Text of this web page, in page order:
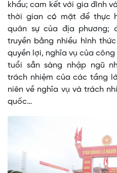
khẩu; cam kết với gia đình
thời gian có mặt để thực
quân sự của địa phương;
truyền bằng nhiều hình
quyền lợi, nghĩa vụ của
tuổi sẵn sàng nhập ngũ
trách nhiệm của các tầng
niên về nghĩa vụ và trách
quốc…